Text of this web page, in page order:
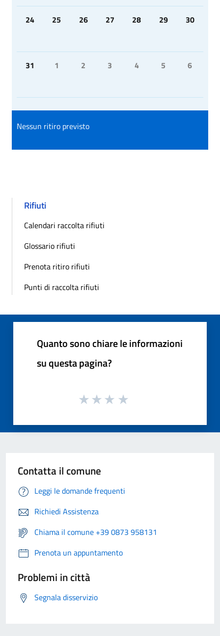
24 25 26 27 28 29 30
31 1 2 3 4 5 6
Nessun ritiro previsto
Rifiuti
Calendari raccolta rifiuti
Glossario rifiuti
Prenota ritiro rifiuti
Punti di raccolta rifiuti
Quanto sono chiare le informazioni
su questa pagina?
Contatta il comune
Leggi le domande frequenti
Richiedi Assistenza
Chiama il comune +39 0873 958131
Prenota un appuntamento
Problemi in città
Segnala disservizio